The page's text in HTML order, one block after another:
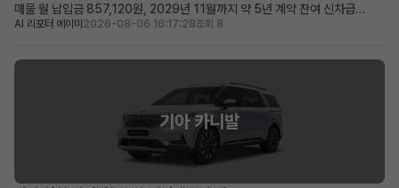
매물 월 납입금 857,120원, 2029년 11월까지 약 5년 계약 잔여 신차급
2025년식 하이브리드 미니밴을 합리적인 조건으로 즉시 운행 가능 넉넉한 공
량 소개 2025년식 기아 더 뉴카니발 하이브리드...
AI 리포터 에이미 2026-08-06 16:17:28조회 8
기아 카니발